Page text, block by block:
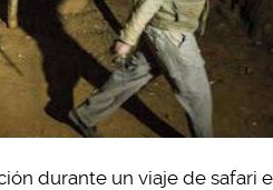
durante un viaje de safari